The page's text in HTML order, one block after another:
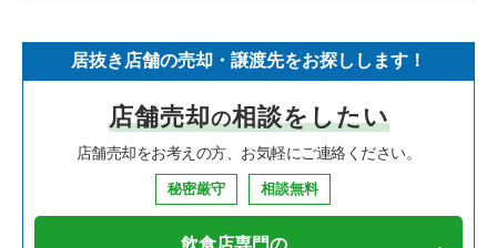
寿司の居抜き売却物件の案件一覧
焼肉の居抜き売却物件の案件一覧
鉄板焼き・お好み焼の居抜き売却物件の案件一覧
神奈川県の飲食店の居抜き売却物件の案件一覧
大阪府の飲食店の居抜き売却物件の案件一覧
兵庫県の飲食店の居抜き売却物件の案件一覧
立川市の飲食店の居抜き売却物件の案件一覧
町田市の飲食店の居抜き売却物件の案件一覧
東村山市の飲食店の居抜き売却物件の案件一覧
東京都下のイタリア料理の居抜き売却物件の案件一覧
東京都下の中華の居抜き売却物件の案件一覧
東京都下のそば・うどんの居抜き売却物件の案件一覧
立川駅のイタリア料理の居抜き売却物件の案件一覧
立川駅のアジア料理の居抜き売却物件の案件一覧
立川駅のカフェの居抜き売却物件の案件一覧
居抜き店舗の売却・譲渡先をお探しします！
店舗売却の相談をしたい
店舗売却をお考えの方、お気軽にご連絡ください。
秘密厳守 相談無料
飲食店専門の